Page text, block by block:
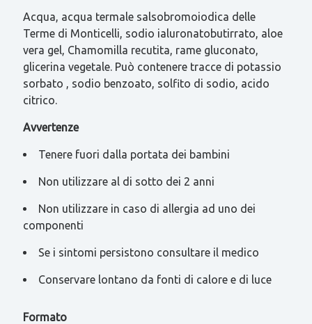
Acqua, acqua termale salsobromoiodica delle
Terme di Monticelli, sodio ialuronatobutirrato, aloe
vera gel, Chamomilla recutita, rame gluconato,
glicerina vegetale. Può contenere tracce di potassio
sorbato , sodio benzoato, solfito di sodio, acido
citrico.
Avvertenze
Tenere fuori dalla portata dei bambini
Non utilizzare al di sotto dei 2 anni
Non utilizzare in caso di allergia ad uno dei
componenti
Se i sintomi persistono consultare il medico
Conservare lontano da fonti di calore e di luce
Formato